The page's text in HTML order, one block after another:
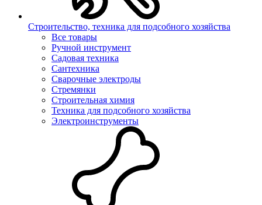
Строительство, техника для подсобного хозяйства
Все товары
Ручной инструмент
Садовая техника
Сантехника
Сварочные электроды
Стремянки
Строительная химия
Техника для подсобного хозяйства
Электроинструменты